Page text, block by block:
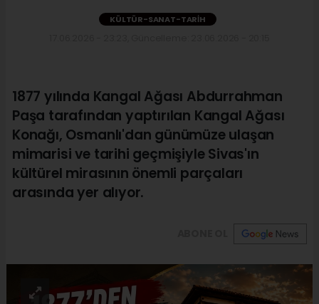
KÜLTÜR-SANAT-TARIH
1877 yılında Kangal Ağası Abdurrahman
Paşa tarafından yaptırılan Kangal Ağası
Konağı, Osmanlı'dan günümüze ulaşan
mimarisi ve tarihi geçmişiyle Sivas'ın
kültürel mirasının önemli parçaları
arasında yer alıyor.